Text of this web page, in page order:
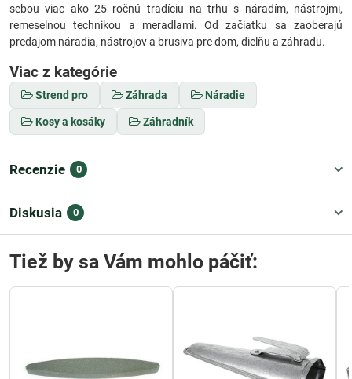
sebou viac ako 25 ročnú tradíciu na trhu s náradím, nástrojmi,
remeselnou technikou a meradlami. Od začiatku sa zaoberajú
predajom náradia, nástrojov a brusiva pre dom, dielňu a záhradu.
Viac z kategórie
Strend pro Záhrada Náradie
Kosy a kosáky Záhradník
Recenzie 0
Diskusia 0
Tiež by sa Vám mohlo páčiť: